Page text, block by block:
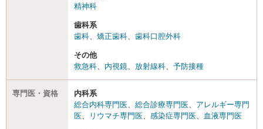
精神科
歯科系
歯科
矯正歯科 歯科口腔外科
その他
救急科
内視鏡 放射線科 予防接種
専門医・資格
内科系
総合内科専門医
総合診療専門医
アレルギー専門
医
リウマチ専門医 感染症専門医 血液専門医